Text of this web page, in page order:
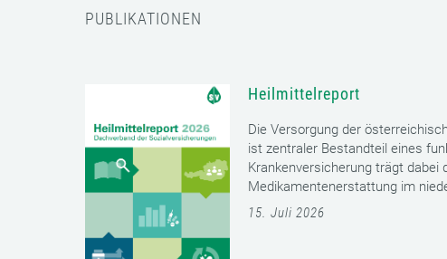
PUBLIKATIONEN
Heilmittelreport
Die Versorgung der
ist zentraler Bestandteil eines
Krankenversicherung trägt dabei
Medikamentenerstattung im
15. Juli 2026